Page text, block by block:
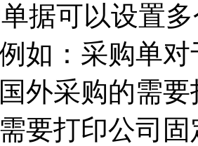
据可以设置
如：采购单
外采购的需
要打印公司